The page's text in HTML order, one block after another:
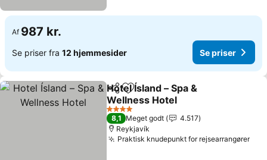
Af 987 kr.
Se priser fra 12 hjemmesider Se priser
Del Føj til favoritter
Hotel Ísland – Spa &
Wellness Hotel
4 Stjerner
8,1 Meget godt
4.517
Reykjavík
Praktisk knudepunkt for rejsearrangører